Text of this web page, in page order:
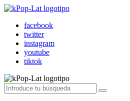
facebook
twitter
instagram
youtube
tiktok